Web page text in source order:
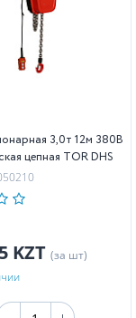
3,0т 12м 380В
цепная TOR DHS
KZT (за шт)